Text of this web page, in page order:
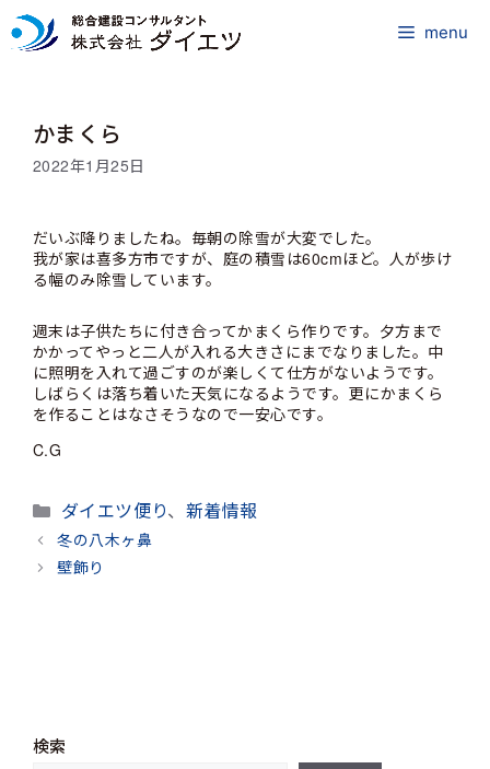
コ
ン
menu
かまくら
2022年1月25日
だいぶ降りましたね。毎朝の除雪が大変でした。
我が家は喜多方市ですが、庭の積雪は60cmほど。人が歩け
る幅のみ除雪しています。
週末は子供たちに付き合ってかまくら作りです。夕方まで
かかってやっと二人が入れる大きさにまでなりました。中
に照明を入れて過ごすのが楽しくて仕方がないようです。
しばらくは落ち着いた天気になるようです。更にかまくら
を作ることはなさそうなので一安心です。
C.G
カ
テ
ゴ
ダイエツ便り、 新着情報
冬の八木ヶ鼻
壁飾り
検索